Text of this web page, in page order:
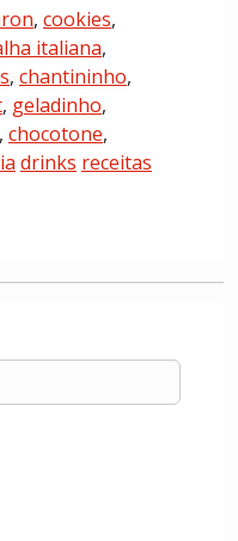
, cookies,
italiana,
, chantininho,
, geladinho,
, chocotone,
drinks receitas